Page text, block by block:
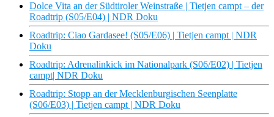
Dolce Vita an der Südtiroler Weinstraße | Tietjen campt – der
Roadtrip (S05/E04) | NDR Doku
Roadtrip: Ciao Gardasee! (S05/E06) | Tietjen campt | NDR
Doku
Roadtrip: Adrenalinkick im Nationalpark (S06/E02) | Tietjen
campt| NDR Doku
Roadtrip: Stopp an der Mecklenburgischen Seenplatte
(S06/E03) | Tietjen campt | NDR Doku